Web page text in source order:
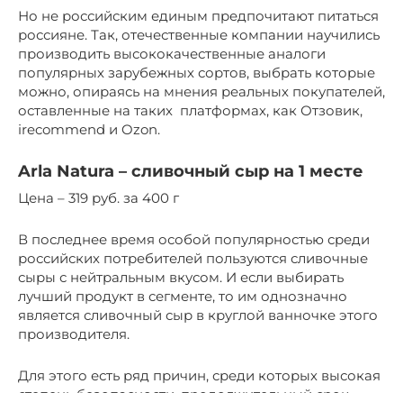
Но не российским единым предпочитают питаться
россияне. Так, отечественные компании научились
производить высококачественные аналоги
популярных зарубежных сортов, выбрать которые
можно, опираясь на мнения реальных покупателей,
оставленные на таких платформах, как Отзовик,
irecommend и Ozon.
Arla Natura – сливочный сыр на 1 месте
Цена – 319 руб. за 400 г
В последнее время особой популярностью среди
российских потребителей пользуются сливочные
сыры с нейтральным вкусом. И если выбирать
лучший продукт в сегменте, то им однозначно
является сливочный сыр в круглой ванночке этого
производителя.
Для этого есть ряд причин, среди которых высокая